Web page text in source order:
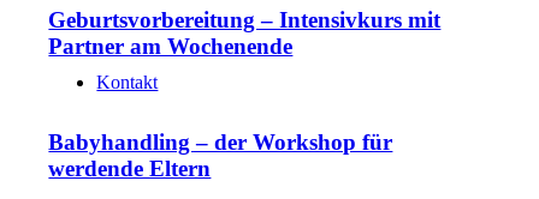
Kontakt
Geburtsvorbereitung – Intensivkurs mit
Partner am Wochenende
Babyhandling – der Workshop für
werdende Eltern